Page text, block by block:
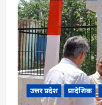
उत्तर प्रदेश प्रादेशिक